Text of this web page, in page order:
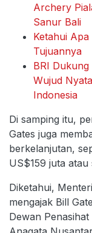
Archery
Sanur Bali
Ketahui
Tujuannya
BRI
Wujud
Indonesia
Di samping itu,
Gates juga
berkelanjutan,
US$159 juta
Diketahui,
mengajak Bill
Dewan